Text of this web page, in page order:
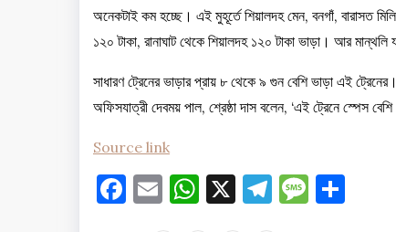
অনেকটাই কম হচ্ছে। এই মুহূর্তে শিয়ালদহ মেন, বনগাঁ, বারাসত
১২০ টাকা, রানাঘাট থেকে শিয়ালদহ ১২০ টাকা ভাড়া। আর
সাধারণ ট্রেনের ভাড়ার প্রায় ৮ থেকে ৯ গুন বেশি ভাড়া এই
অফিসযাত্রী দেবময় পাল, শ্রেষ্ঠা দাস বলেন, ‘এই ট্রেনে স্পেস
Source link
Facebook
EmailWhatsApp
X Telegram